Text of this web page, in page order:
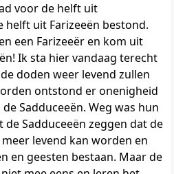
voor de helft uit
helft uit Farizeeën bestond.
een Farizeeër en kom uit
Ik sta hier vandaag terecht
doden weer levend zullen
ontstond er onenigheid
Sadduceeën. Weg was hun
de Sadduceeën zeggen dat de
levend kan worden en
en geesten bestaan. Maar de